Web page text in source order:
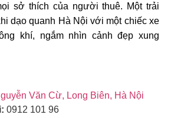
sở thích của người thuê. Một trải
dạo quanh Hà Nội với một chiếc xe
khí, ngắm nhìn cảnh đẹp xung
Văn Cừ, Long Biên, Hà Nội
0912 101 96